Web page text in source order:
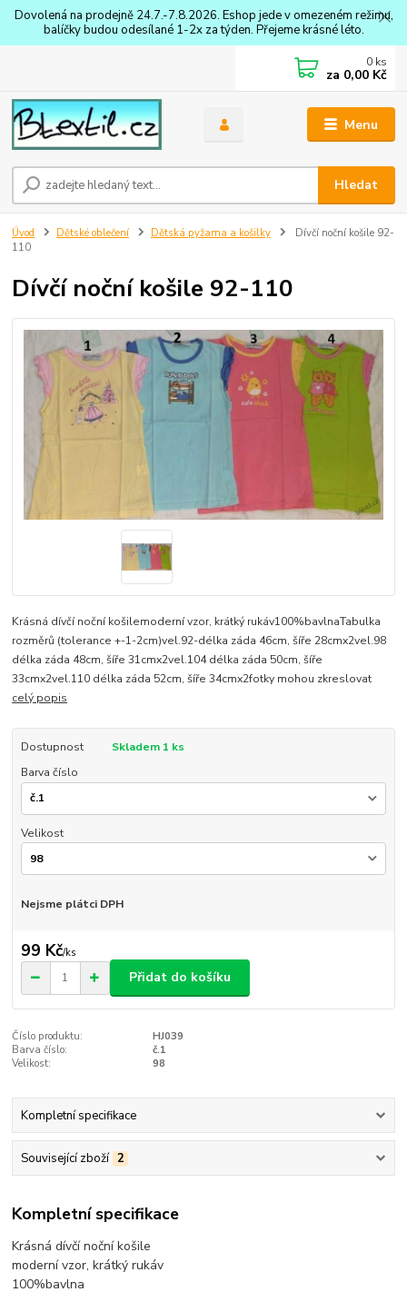
Dovolená na prodejně 24.7.-7.8.2026. Eshop jede v omezeném režimu,
balíčky budou odesílané 1-2x za týden. Přejeme krásné léto.
Menu
Hledat
0 ks
za 0,00 Kč
Úvod Dětské oblečení Dětská pyžama a košilky
Dívčí noční košile 92-
110
Dívčí noční košile 92-110
Krásná dívčí noční košilemoderní vzor, krátký rukáv100%bavlnaTabulka
rozměrů (tolerance +-1-2cm)vel.92-délka záda 46cm, šíře 28cmx2vel.98
délka záda 48cm, šíře 31cmx2vel.104 délka záda 50cm, šíře
33cmx2vel.110 délka záda 52cm, šíře 34cmx2fotky mohou zkreslovat
celý popis
Dostupnost
Skladem 1 ks
Barva číslo
Velikost
Nejsme plátci DPH
99 Kč/ks
Přidat do košíku
Číslo produktu:
HJ039
Barva číslo:
č.1
Velikost:
98
Kompletní specifikace
Související zboží 2
Kompletní specifikace
Krásná dívčí noční košile
moderní vzor, krátký rukáv
100%bavlna